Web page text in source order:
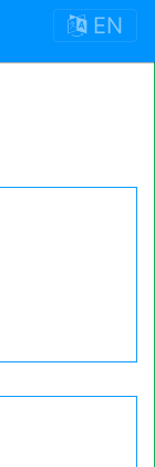
EN